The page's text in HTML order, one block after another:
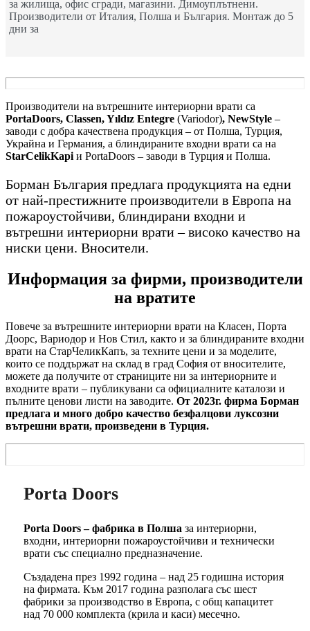
за жилища, офис сгради, магазини. Димоуплътнени.
Производители от Италия, Полша и България. Монтаж до 5
дни за
Производители на вътрешните интериорни врати са
PortaDoors, Classen, Yıldız Entegre (Variodor), NewStyle –
заводи с добра качествена продукция – от Полша, Турция,
Украйна и Германия, а блиндираните входни врати са на
StarCelikKapi и PortaDoors – заводи в Турция и Полша.
Борман България предлага продукцията на едни
от най-престижните производители в Европа на
пожароустойчиви, блиндирани входни и
вътрешни интериорни врати – високо качество на
ниски цени. Вносители.
Информация за фирми, производители
на вратите
Повече за вътрешните интериорни врати на Класен, Порта
Доорс, Вариодор и Нов Стил, както и за блиндираните входни
врати на СтарЧеликКапъ, за техните цени и за моделите,
които се поддържат на склад в град София от вносителите,
можете да получите от страниците ни за интериорните и
входните врати – публикувани са официалните каталози и
пълните ценови листи на заводите. От 2023г. фирма Борман
предлага и много добро качество безфалцови луксозни
вътрешни врати, произведени в Турция.
Porta Doors
Porta Doors – фабрика в Полша за интериорни,
входни, интериорни пожароустойчиви и технически
врати със специално предназначение.
Създадена през 1992 година – над 25 годишна история
на фирмата. Към 2017 година разполага със шест
фабрики за производство в Европа, с общ капацитет
над 70 000 комплекта (крила и каси) месечно.